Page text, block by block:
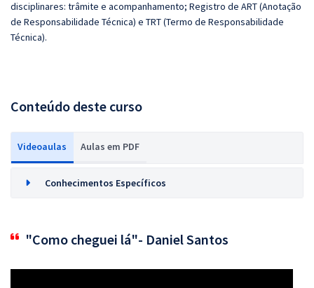
disciplinares: trâmite e acompanhamento; Registro de ART (Anotação
de Responsabilidade Técnica) e TRT (Termo de Responsabilidade
Técnica).
Conteúdo deste curso
Videoaulas Aulas em PDF
Conhecimentos Específicos
"Como cheguei lá"- Daniel Santos